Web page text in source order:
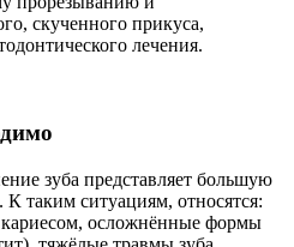
скученного прикуса,
лечения.
зуба представляет большую
К таким ситуациям, относятся:
осложнённые формы